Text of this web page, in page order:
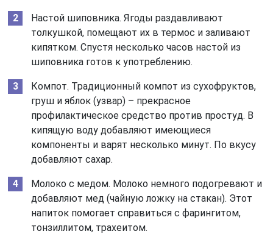
Настой шиповника. Ягоды раздавливают
толкушкой, помещают их в термос и заливают
кипятком. Спустя несколько часов настой из
шиповника готов к употреблению.
Компот. Традиционный компот из сухофруктов,
груш и яблок (узвар) – прекрасное
профилактическое средство против простуд. В
кипящую воду добавляют имеющиеся
компоненты и варят несколько минут. По вкусу
добавляют сахар.
Молоко с медом. Молоко немного подогревают и
добавляют мед (чайную ложку на стакан). Этот
напиток помогает справиться с фарингитом,
тонзиллитом, трахеитом.